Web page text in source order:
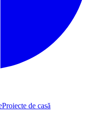
Proiecte de casă